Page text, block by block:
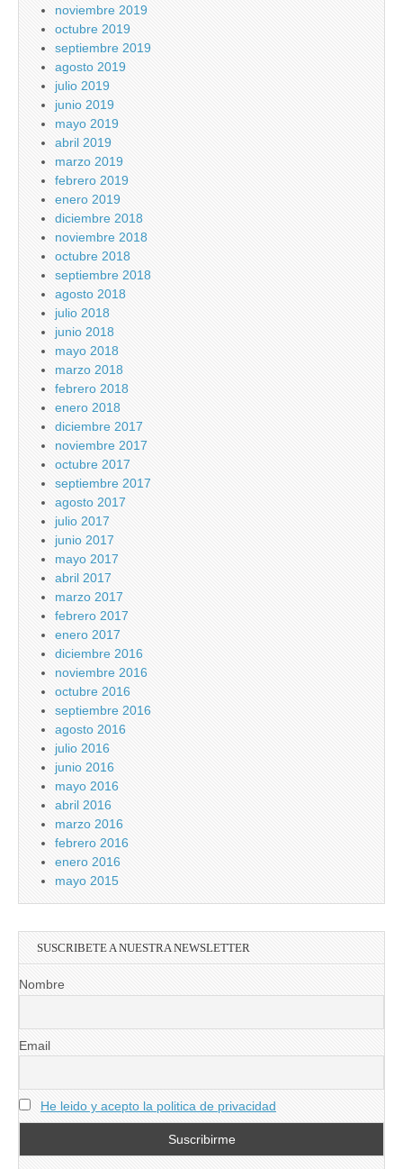
noviembre 2019
octubre 2019
septiembre 2019
agosto 2019
julio 2019
junio 2019
mayo 2019
abril 2019
marzo 2019
febrero 2019
enero 2019
diciembre 2018
noviembre 2018
octubre 2018
septiembre 2018
agosto 2018
julio 2018
junio 2018
mayo 2018
marzo 2018
febrero 2018
enero 2018
diciembre 2017
noviembre 2017
octubre 2017
septiembre 2017
agosto 2017
julio 2017
junio 2017
mayo 2017
abril 2017
marzo 2017
febrero 2017
enero 2017
diciembre 2016
noviembre 2016
octubre 2016
septiembre 2016
agosto 2016
julio 2016
junio 2016
mayo 2016
abril 2016
marzo 2016
febrero 2016
enero 2016
mayo 2015
SUSCRIBETE A NUESTRA NEWSLETTER
Nombre
Email
He leido y acepto la politica de privacidad